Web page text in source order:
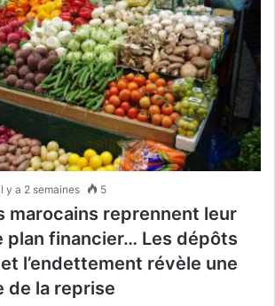
y a 2 semaines 5
marocains reprennent leur
plan financier… Les dépôts
l’endettement révèle une
de la reprise